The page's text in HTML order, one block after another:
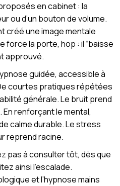
en cabinet : la
ou d’un bouton de volume.
créé une image mentale
force la porte, hop : il “baisse
approuvé.
guidée, accessible à
courtes pratiques répétées
générale. Le bruit prend
renforçant le mental,
calme durable. Le stress
reprend racine.
pas à consulter tôt, dès que
ainsi l’escalade.
et l’hypnose mains